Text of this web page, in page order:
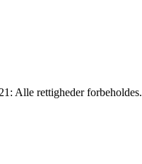
Alle rettigheder forbeholdes.